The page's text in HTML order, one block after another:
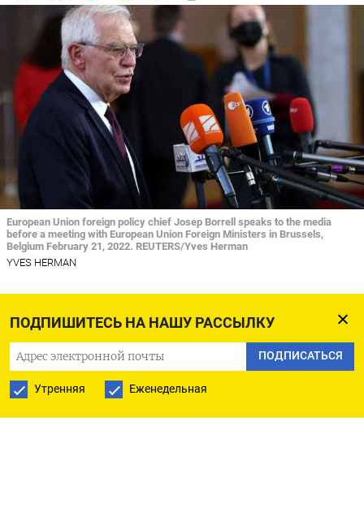
ПОДПИШИТЕСЬ НА НАШУ РАССЫЛКУ
ПОДПИСАТЬСЯ
Утренняя Еженедельная
European Union foreign policy chief Josep Borrell speaks to the media
before a meeting with European Union Foreign Ministers in Brussels,
Belgium February 21, 2022. REUTERS/Yves Herman
YVES HERMAN
поддерживает усилия для организации
переговоров между Вашингтоном и Москвой,
чтобы найти дипломатическое решение